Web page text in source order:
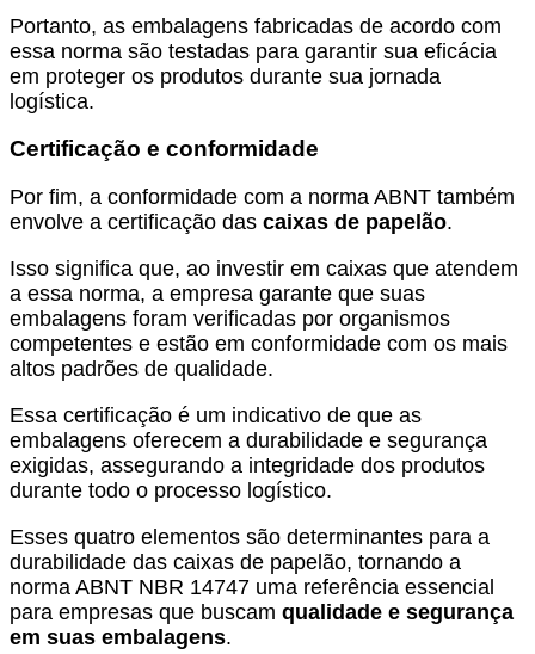
Portanto, as embalagens fabricadas de acordo com
essa norma são testadas para garantir sua eficácia
em proteger os produtos durante sua jornada
logística.
Certificação e conformidade
Por fim, a conformidade com a norma ABNT também
envolve a certificação das caixas de papelão.
Isso significa que, ao investir em caixas que atendem
a essa norma, a empresa garante que suas
embalagens foram verificadas por organismos
competentes e estão em conformidade com os mais
altos padrões de qualidade.
Essa certificação é um indicativo de que as
embalagens oferecem a durabilidade e segurança
exigidas, assegurando a integridade dos produtos
durante todo o processo logístico.
Esses quatro elementos são determinantes para a
durabilidade das caixas de papelão, tornando a
norma ABNT NBR 14747 uma referência essencial
para empresas que buscam qualidade e segurança
em suas embalagens.